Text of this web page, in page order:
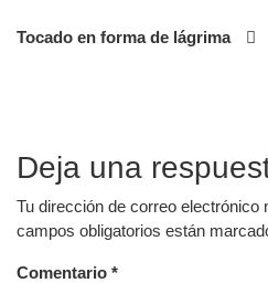
de
Tocado en forma de lágrima
Deja una
Tu dirección de correo electrónico
campos obligatorios están
Comentario *